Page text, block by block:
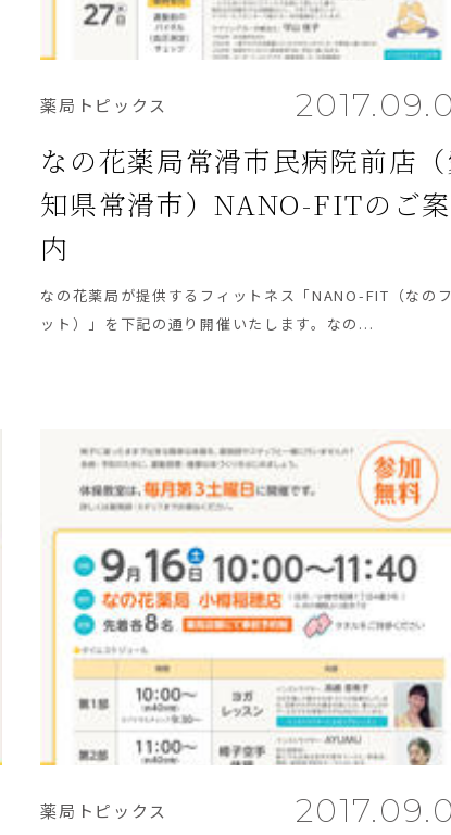
薬局トピックス
なの花薬局常滑市民病院前店
知県常滑市）NANO-FITのご案
内
なの花薬局が提供するフィットネス「NANO-FIT（なの
ット）」を下記の通り開催いたします。なの...
薬局トピックス